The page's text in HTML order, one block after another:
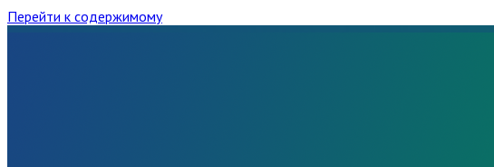
Перейти к содержимому